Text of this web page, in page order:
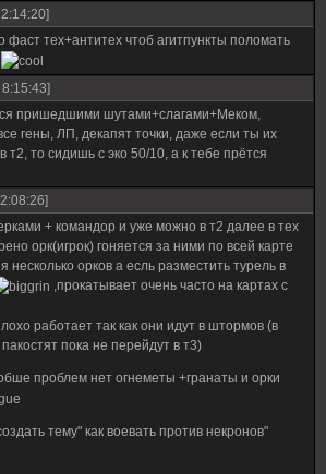
фаст тех+антитех чтоб агитпункты поломать
пришедшими шутами+слагами+Меком,
гены, ЛП, декапят точки, даже если ты их
то сидишь с эко 50/10, а к тебе прётся
+ командор и уже можно в т2 далее в тех
орк(игрок) гоняется за ними по всей карте
несколько орков а есль разместить турель в
,прокатывает очень часто на картах с
работает так как они идут в штормов (в
пока не перейдут в т3)
проблем нет огнеметы +гранаты и орки
тему" как воевать против некронов"